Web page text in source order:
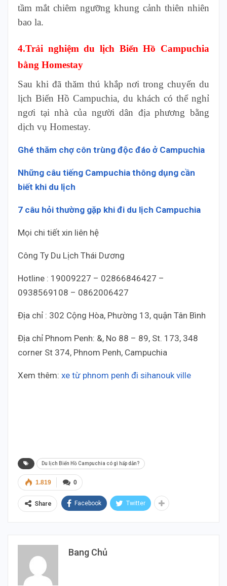
tầm mắt chiêm ngưỡng khung cảnh thiên nhiên
bao la.
4.Trải nghiệm du lịch Biển Hồ Campuchia
bằng Homestay
Sau khi đã thăm thú khắp nơi trong chuyến du
lịch Biển Hồ Campuchia, du khách có thể nghỉ
ngơi tại nhà của người dân địa phương bằng
dịch vụ Homestay.
Ghé thăm chợ côn trùng độc đáo ở Campuchia
Những câu tiếng Campuchia thông dụng cần
biết khi du lịch
7 câu hỏi thường gặp khi đi du lịch Campuchia
Mọi chi tiết xin liên hệ
Công Ty Du Lịch Thái Dương
Hotline : 19009227 – 02866846427 –
0938569108 – 0862006427
Địa chỉ : 302 Cộng Hòa, Phường 13, quận Tân Bình
Địa chỉ Phnom Penh: &, No 88 – 89, St. 173, 348
corner St 374, Phnom Penh, Campuchia
Xem thêm: xe từ phnom penh đi sihanouk ville
Du lịch Biển Hồ Campuchia có gì hấp dẫn?
0
1.819
Share Facebook Twitter
Bang Chủ